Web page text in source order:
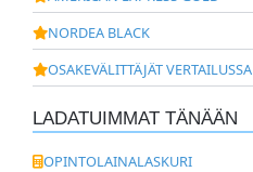
NORDEA BLACK
OSAKEVÄLITTÄJÄT VERTAILUSSA
LADATUIMMAT TÄNÄÄN
OPINTOLAINALASKURI